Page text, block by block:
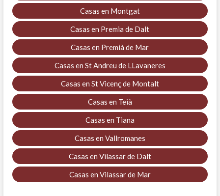
Casas en Montgat
Casas en Premia de Dalt
Casas en Premià de Mar
Casas en St Andreu de LLavaneres
Casas en St Vicenç de Montalt
Casas en Teià
Casas en Tiana
Casas en Vallromanes
Casas en Vilassar de Dalt
Casas en Vilassar de Mar